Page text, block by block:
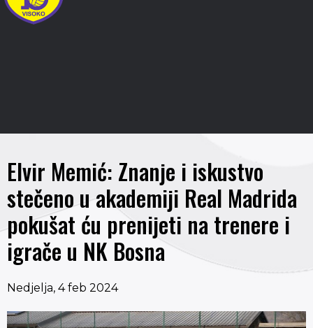
Elvir Memić: Znanje i iskustvo
stečeno u akademiji Real Madrida
pokušat ću prenijeti na trenere i
igrače u NK Bosna
Nedjelja, 4 feb 2024